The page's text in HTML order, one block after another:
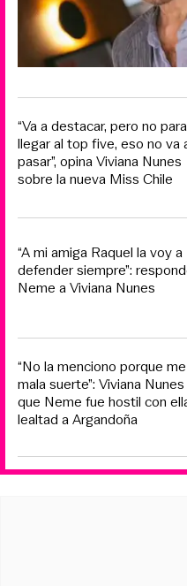
“Va a destacar, pero no para
llegar al top five, eso no va
pasar”, opina Viviana Nunes
sobre la nueva Miss Chile
“A mi amiga Raquel la voy a
defender siempre”:
Neme a Viviana Nunes
“No la menciono porque
mala suerte”: Viviana
que Neme fue hostil con
lealtad a Argandoña